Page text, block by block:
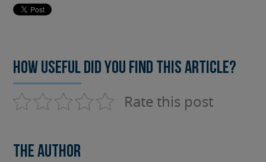
How useful did you find this article?
Rate this post
The author